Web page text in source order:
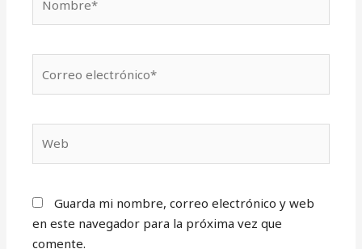
electrónico*
Guarda mi nombre, correo electrónico y web
en este navegador para la próxima vez que
comente.